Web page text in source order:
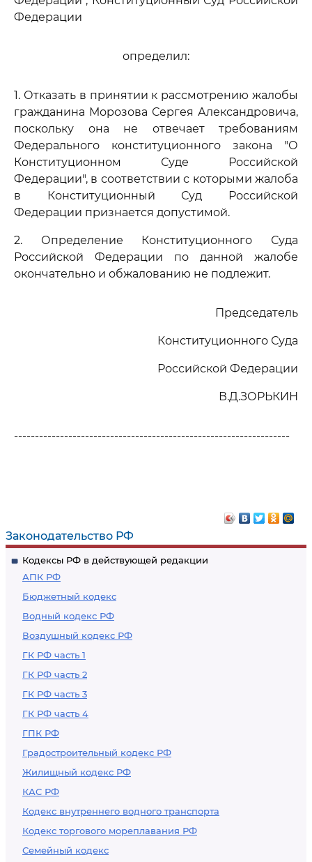
Законодательство РФ
Кодексы РФ в действующей редакции
АПК РФ
Бюджетный кодекс
Водный кодекс РФ
Воздушный кодекс РФ
ГК РФ часть 1
ГК РФ часть 2
ГК РФ часть 3
ГК РФ часть 4
ГПК РФ
Градостроительный кодекс РФ
Жилищный кодекс РФ
КАС РФ
Кодекс внутреннего водного транспорта
Кодекс торгового мореплавания РФ
Семейный кодекс
Федерации
определил:
1. Отказать в принятии к рассмотрению жалобы
гражданина Морозова Сергея Александровича,
поскольку она не отвечает требованиям
Федерального конституционного закона "О
Конституционном Суде Российской
Федерации", в соответствии с которыми жалоба
в Конституционный Суд Российской
Федерации признается допустимой.
2. Определение Конституционного Суда
Российской Федерации по данной жалобе
окончательно и обжалованию не подлежит.
Председатель
Конституционного Суда
Российской Федерации
В.Д.ЗОРЬКИН
------------------------------------------------------------------